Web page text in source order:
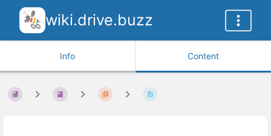
wiki.drive.buzz
Info Content